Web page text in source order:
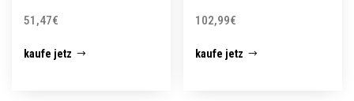
51,47€
kaufe jetz
102,99€
kaufe jetz